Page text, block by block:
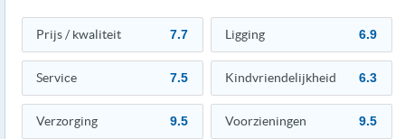
Prijs / kwaliteit 7.7 Ligging 6.9
Service 7.5 Kindvriendelijkheid 6.3
Verzorging 9.5 Voorzieningen 9.5